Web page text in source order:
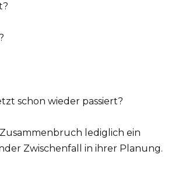
schon wieder passiert?
lediglich ein
Zwischenfall in ihrer Planung.